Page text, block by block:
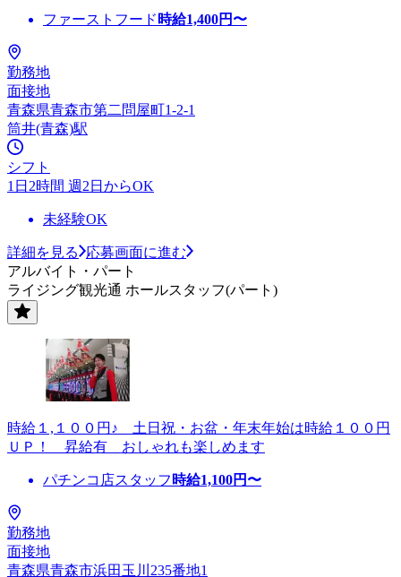
ファーストフード 時給1,400円〜
勤務地
面接地
青森県青森市第二問屋町1-2-1
筒井(青森)駅
シフト
1日2時間 週2日からOK
未経験OK
詳細を見る
応募画面に進む
アルバイト・パート
ライジング観光通 ホールスタッフ(パート)
時給１,１００円♪ 土日祝・お盆・年末年始は時給１００円
ＵＰ！ 昇給有 おしゃれも楽しめます
パチンコ店スタッフ 時給1,100円〜
勤務地
面接地
青森県青森市浜田玉川235番地1